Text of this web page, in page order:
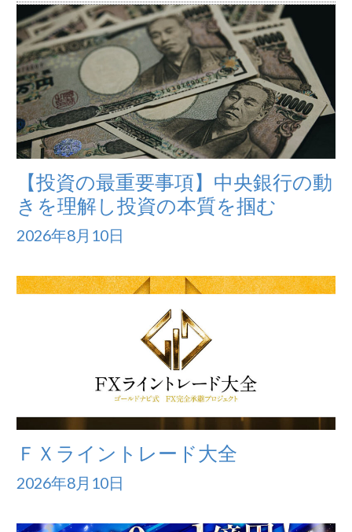
【投資の最重要事項】中央銀行の動
きを理解し投資の本質を掴む
2026年8月10日
ＦＸライントレード大全
2026年8月10日